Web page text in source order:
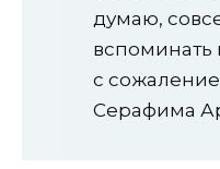
думаю,
с
Серафима